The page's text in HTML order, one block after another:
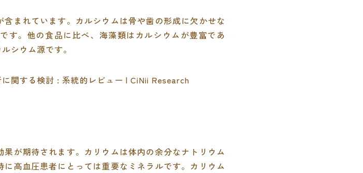
まれています。カルシウムは骨や歯の形成に欠かせな
す。他の食品に比べ、海藻類はカルシウムが豊富であ
シウム源です。
関する検討 : 系統的レビュー | CiNii Research
が期待されます。カリウムは体内の余分なナトリウム
高血圧患者にとっては重要なミネラルです。カリウム